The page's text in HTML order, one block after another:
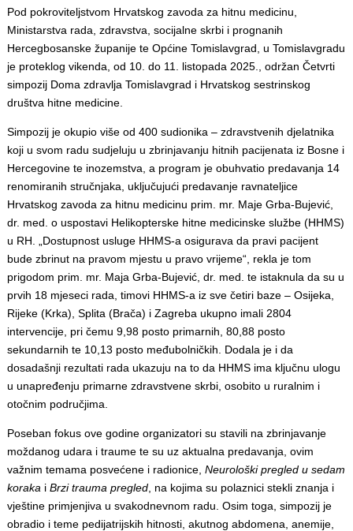
Pod pokroviteljstvom Hrvatskog zavoda za hitnu medicinu,
Ministarstva rada, zdravstva, socijalne skrbi i prognanih
Hercegbosanske županije te Općine Tomislavgrad, u Tomislavgradu
je proteklog vikenda, od 10. do 11. listopada 2025., održan Četvrti
simpozij Doma zdravlja Tomislavgrad i Hrvatskog sestrinskog
društva hitne medicine.
Simpozij je okupio više od 400 sudionika – zdravstvenih djelatnika
koji u svom radu sudjeluju u zbrinjavanju hitnih pacijenata iz Bosne i
Hercegovine te inozemstva, a program je obuhvatio predavanja 14
renomiranih stručnjaka, uključujući predavanje ravnateljice
Hrvatskog zavoda za hitnu medicinu prim. mr. Maje Grba-Bujević,
dr. med. o uspostavi Helikopterske hitne medicinske službe (HHMS)
u RH. „Dostupnost usluge HHMS-a osigurava da pravi pacijent
bude zbrinut na pravom mjestu u pravo vrijeme“, rekla je tom
prigodom prim. mr. Maja Grba-Bujević, dr. med. te istaknula da su u
prvih 18 mjeseci rada, timovi HHMS-a iz sve četiri baze – Osijeka,
Rijeke (Krka), Splita (Brača) i Zagreba ukupno imali 2804
intervencije, pri čemu 9,98 posto primarnih, 80,88 posto
sekundarnih te 10,13 posto međubolničkih. Dodala je i da
dosadašnji rezultati rada ukazuju na to da HHMS ima ključnu ulogu
u unapređenju primarne zdravstvene skrbi, osobito u ruralnim i
otočnim područjima.
Poseban fokus ove godine organizatori su stavili na zbrinjavanje
moždanog udara i traume te su uz aktualna predavanja, ovim
važnim temama posvećene i radionice, Neurološki pregled u sedam
koraka i Brzi trauma pregled, na kojima su polaznici stekli znanja i
vještine primjenjiva u svakodnevnom radu. Osim toga, simpozij je
obradio i teme pedijatrijskih hitnosti, akutnog abdomena, anemije,